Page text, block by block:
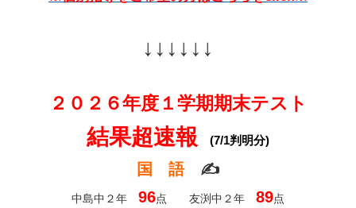
↓↓↓↓↓↓
２０２６年度１学期期末テスト
結果超速報 (7/1判明分)
国 語✍
中島中２年 96点 友渕中２年 89点